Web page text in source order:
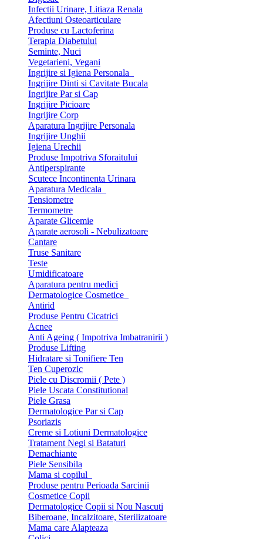
Infectii Urinare, Litiaza Renala
Afectiuni Osteoarticulare
Produse cu Lactoferina
Terapia Diabetului
Seminte, Nuci
Vegetarieni, Vegani
Ingrijire si Igiena Personala
Ingrijire Dinti si Cavitate Bucala
Ingrijire Par si Cap
Ingrijire Picioare
Ingrijire Corp
Aparatura Ingrijire Personala
Ingrijire Unghii
Igiena Urechii
Produse Impotriva Sforaitului
Antiperspirante
Scutece Incontinenta Urinara
Aparatura Medicala
Tensiometre
Termometre
Aparate Glicemie
Aparate aerosoli - Nebulizatoare
Cantare
Truse Sanitare
Teste
Umidificatoare
Aparatura pentru medici
Dermatologice Cosmetice
Antirid
Produse Pentru Cicatrici
Acnee
Anti Ageing ( Impotriva Imbatranirii )
Produse Lifting
Hidratare si Tonifiere Ten
Ten Cuperozic
Piele cu Discromii ( Pete )
Piele Uscata Constitutional
Piele Grasa
Dermatologice Par si Cap
Psoriazis
Creme si Lotiuni Dermatologice
Tratament Negi si Bataturi
Demachiante
Piele Sensibila
Mama si copilul
Produse pentru Perioada Sarcinii
Cosmetice Copii
Dermatologice Copii si Nou Nascuti
Biberoane, Incalzitoare, Sterilizatoare
Mama care Alapteaza